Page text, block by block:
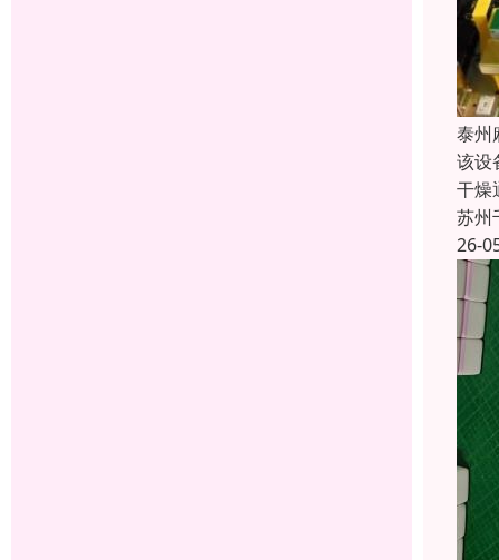
泰州
该设
干燥
苏州
26-